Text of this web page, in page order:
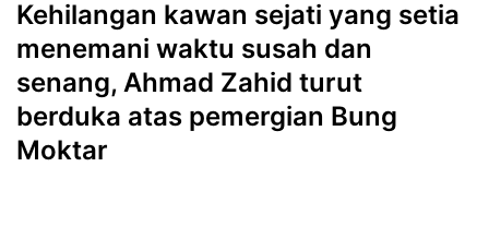
Kehilangan kawan sejati yang setia
menemani waktu susah dan
senang, Ahmad Zahid turut
berduka atas pemergian Bung
Moktar